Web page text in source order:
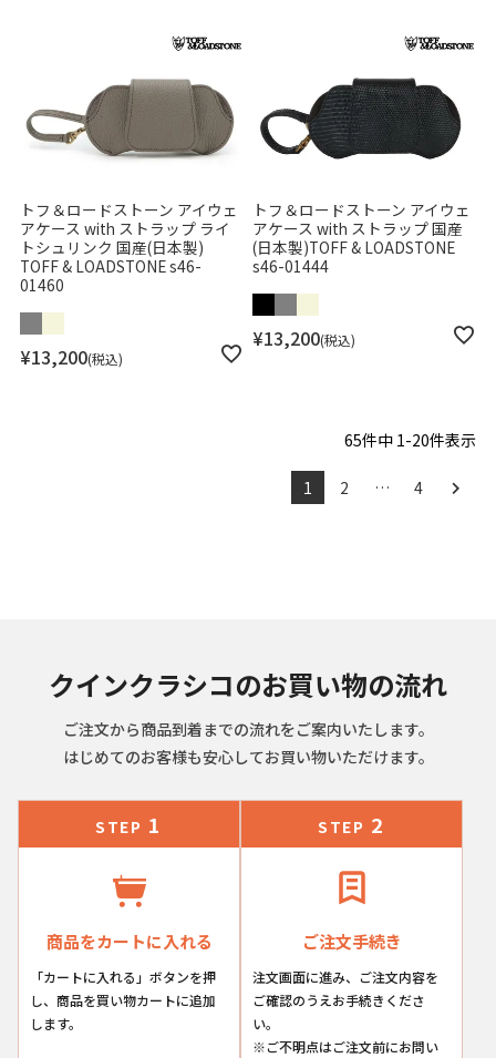
トフ＆ロードストーン アイウェ
アケース with ストラップ ライ
トシュリンク 国産(日本製)
TOFF & LOADSTONE s46-
01460
¥13,200 税込
トフ＆ロードストーン アイウェ
アケース with ストラップ 国産
(日本製)TOFF & LOADSTONE
s46-01444
¥13,200 税込
65件中 1-20件表示
1 2 … 4
クインクラシコのお買い物の流れ
ご注文から商品到着までの流れをご案内いたします。
はじめてのお客様も安心してお買い物いただけます。
STEP 1
商品をカートに入れる
「カートに入れる」ボタンを押
し、商品を買い物カートに追加
します。
STEP 2
ご注文手続き
注文画面に進み、ご注文内容を
ご確認のうえお手続きくださ
い。
※ご不明点はご注文前にお問い